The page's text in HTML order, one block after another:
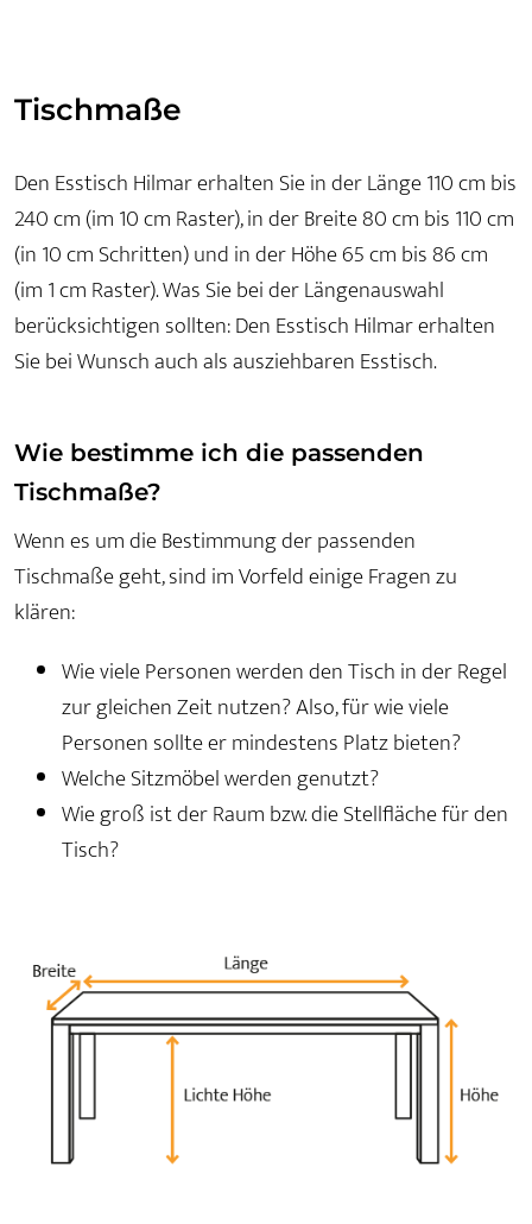
Tischmaße
Den Esstisch Hilmar erhalten Sie in der Länge 110 cm bis
240 cm (im 10 cm Raster), in der Breite 80 cm bis 110 cm
(in 10 cm Schritten) und in der Höhe 65 cm bis 86 cm
(im 1 cm Raster). Was Sie bei der Längenauswahl
berücksichtigen sollten: Den Esstisch Hilmar erhalten
Sie bei Wunsch auch als ausziehbaren Esstisch.
Wie bestimme ich die passenden
Tischmaße?
Wenn es um die Bestimmung der passenden
Tischmaße geht, sind im Vorfeld einige Fragen zu
klären:
Wie viele Personen werden den Tisch in der Regel
zur gleichen Zeit nutzen? Also, für wie viele
Personen sollte er mindestens Platz bieten?
Welche Sitzmöbel werden genutzt?
Wie groß ist der Raum bzw. die Stellfläche für den
Tisch?